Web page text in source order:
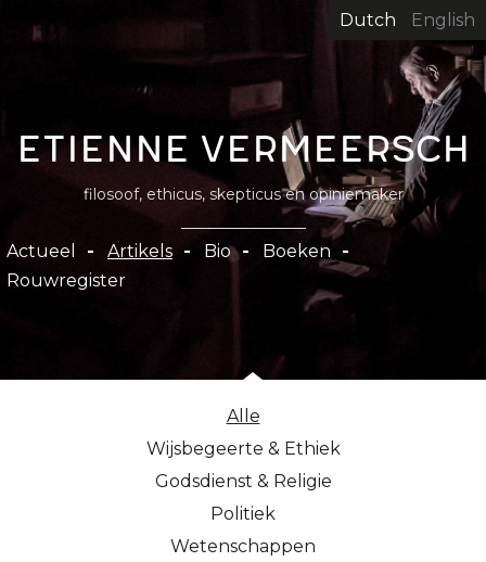
inhoud
gaan
Dutch English
Etienne Vermeersch
filosoof, ethicus, skepticus en opiniemaker
Hoofdnavigatie
Actueel Artikels Bio
Boeken
Rouwregister
Alle
Wijsbegeerte & Ethiek
Godsdienst & Religie
Politiek
Wetenschappen